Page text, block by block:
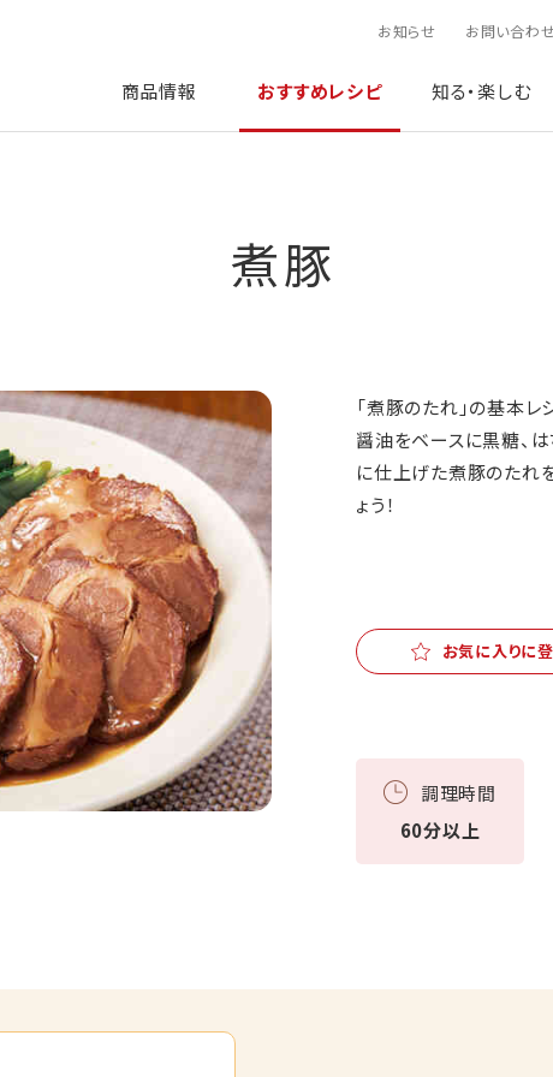
お知らせ お問い合わ
商品情報 おすすめレシピ 知る・楽しむ
煮豚
「煮豚のたれ」の基本レ
醤油をベースに黒糖、
に仕上げた煮豚のたれ
ょう！
お気に入りに
調理時間
60分以上